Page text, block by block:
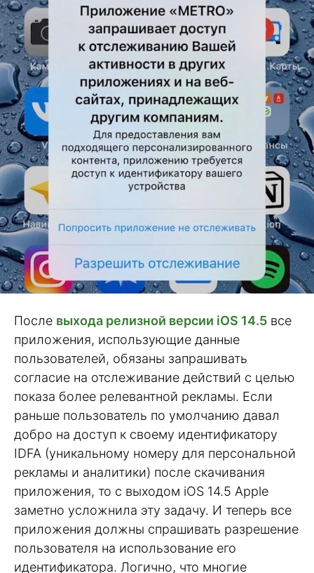
После выхода релизной версии iOS 14.5 все
приложения, использующие данные
пользователей, обязаны запрашивать
согласие на отслеживание действий с целью
показа более релевантной рекламы. Если
раньше пользователь по умолчанию давал
добро на доступ к своему идентификатору
IDFA (уникальному номеру для персональной
рекламы и аналитики) после скачивания
приложения, то с выходом iOS 14.5 Apple
заметно усложнила эту задачу. И теперь все
приложения должны спрашивать разрешение
пользователя на использование его
идентификатора. Логично, что многие